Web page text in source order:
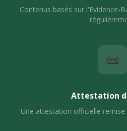
Contenus basés sur l'Evidence-
📜
Attestation
Une attestation officielle remise